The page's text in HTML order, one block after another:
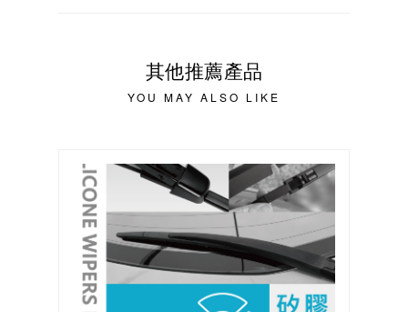
其他推薦產品
YOU MAY ALSO LIKE